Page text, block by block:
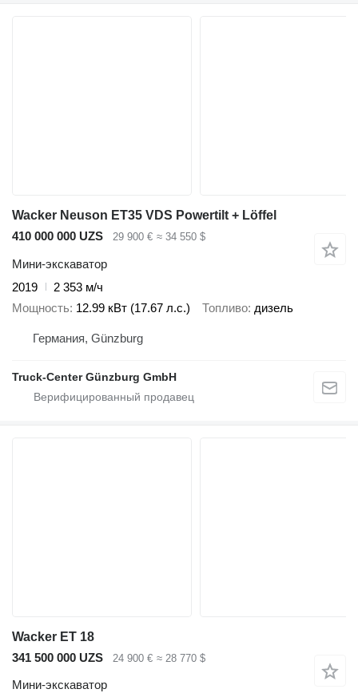
Wacker Neuson ET35 VDS Powertilt + Löffel
410 000 000 UZS
29 900 € ≈ 34 550 $
Мини-экскаватор
2019
2 353 м/ч
Мощность 12.99 кВт (17.67 л.с.) Топливо дизель
Германия, Günzburg
Truck-Center Günzburg GmbH
Wacker ET 18
341 500 000 UZS
24 900 € ≈ 28 770 $
Мини-экскаватор